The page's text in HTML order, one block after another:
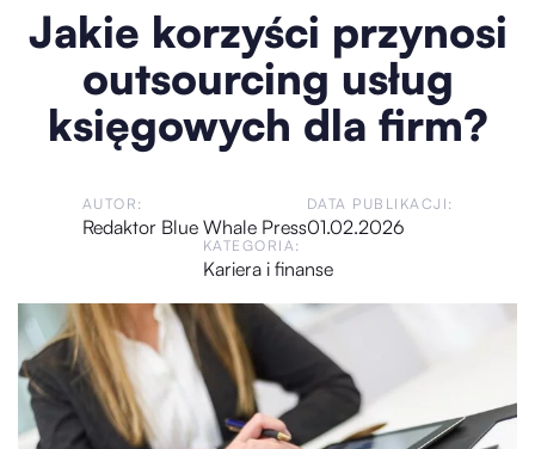
Jakie korzyści przynosi
outsourcing usług
księgowych dla firm?
AUTOR:
Redaktor Blue Whale Press
DATA PUBLIKACJI:
01.02.2026
KATEGORIA:
Kariera i finanse